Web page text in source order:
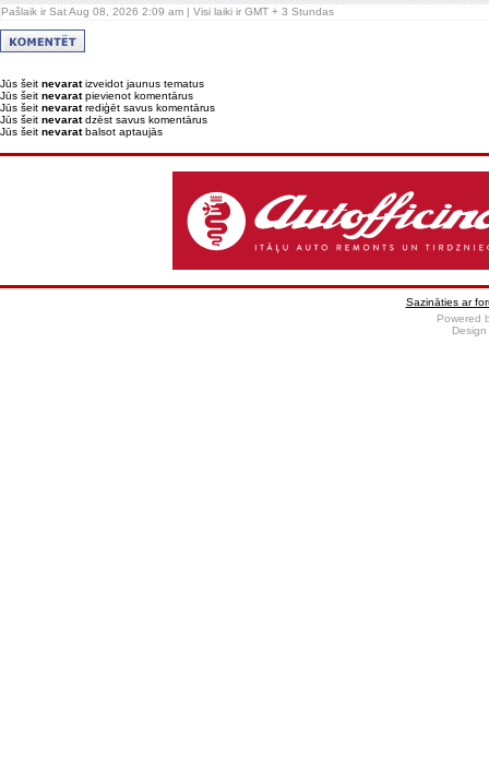
Pašlaik ir Sat Aug 08, 2026 2:09 am | Visi laiki ir GMT + 3 Stundas
Jūs šeit nevaratizveidot jaunus tematus
Jūs šeit nevaratpievienot komentārus
Jūs šeit nevaratrediģēt savus komentārus
Jūs šeit nevaratdzēst savus komentārus
Jūs šeit nevaratbalsot aptaujās
Sazināties ar
Powered